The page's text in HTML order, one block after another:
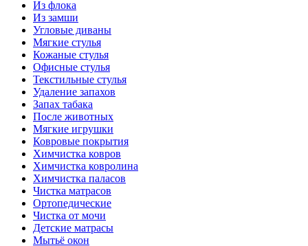
Из флока
Из замши
Угловые диваны
Мягкие стулья
Кожаные стулья
Офисные стулья
Текстильные стулья
Удаление запахов
Запах табака
После животных
Мягкие игрушки
Ковровые покрытия
Химчистка ковров
Химчистка ковролина
Химчистка паласов
Чистка матрасов
Ортопедические
Чистка от мочи
Детские матрасы
Мытьё окон